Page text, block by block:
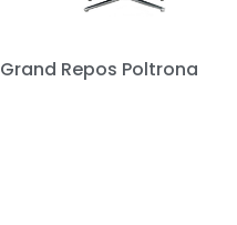
Grand Repos Poltrona